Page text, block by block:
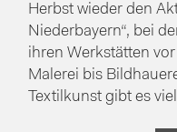
Herbst wieder den
Niederbayern“, bei
ihren Werkstätten
Malerei bis
Textilkunst gibt es